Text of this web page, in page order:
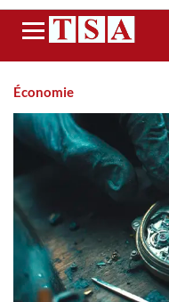
Menu
Économie